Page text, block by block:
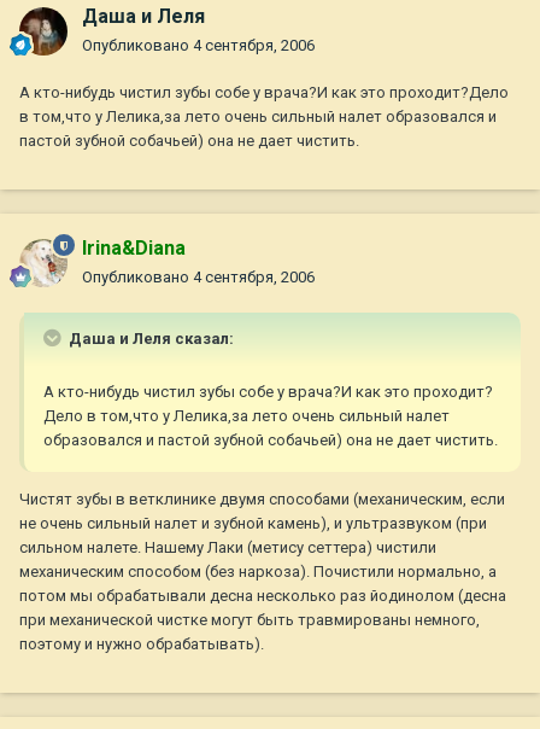
Даша и Леля
Опубликовано 4 сентября, 2006
А кто-нибудь чистил зубы собе у врача?И как это проходит?Дело
в том,что у Лелика,за лето очень сильный налет образовался и
пастой зубной собачьей) она не дает чистить.
Irina&Diana
Опубликовано 4 сентября, 2006
Даша и Леля сказал:
А кто-нибудь чистил зубы собе у врача?И как это проходит?
Дело в том,что у Лелика,за лето очень сильный налет
образовался и пастой зубной собачьей) она не дает чистить.
Чистят зубы в ветклинике двумя способами (механическим, если
не очень сильный налет и зубной камень), и ультразвуком (при
сильном налете. Нашему Лаки (метису сеттера) чистили
механическим способом (без наркоза). Почистили нормально, а
потом мы обрабатывали десна несколько раз йодинолом (десна
при механической чистке могут быть травмированы немного,
поэтому и нужно обрабатывать).